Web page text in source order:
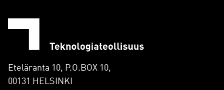
Eteläranta 10, P.O.BOX 10,
00131 HELSINKI